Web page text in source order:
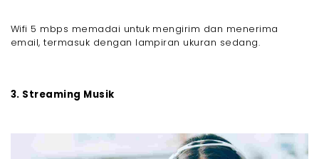
Wifi 5 mbps memadai untuk mengirim dan menerima
email, termasuk dengan lampiran ukuran sedang.
3. Streaming Musik